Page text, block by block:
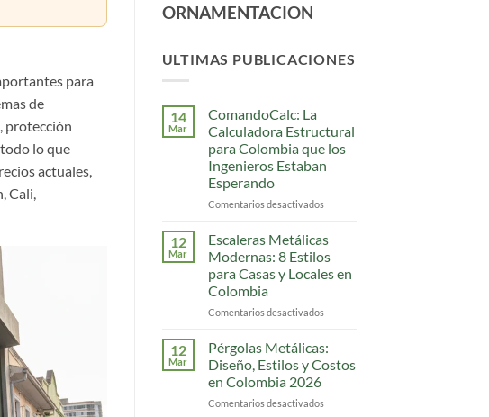
para
de
protección
lo que
actuales,
Cali,
ORNAMENTACION
ULTIMAS PUBLICACIONES
14
Mar
ComandoCalc: La
Calculadora Estructural
para Colombia que los
Ingenieros Estaban
Esperando
Comentarios desactivadosen
Estructural
para
Esperando
12
Mar
Escaleras Metálicas
Modernas: 8 Estilos
para Casas y Locales en
Colombia
Comentarios desactivadosen
Modernas:
8
para
12
Mar
Pérgolas Metálicas:
Diseño, Estilos y Costos
en Colombia 2026
Comentarios desactivadosen